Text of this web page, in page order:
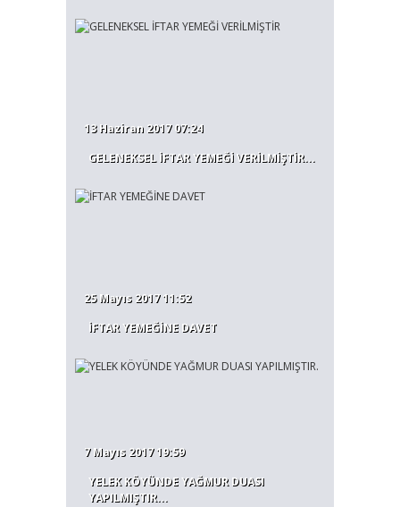
13 Haziran 2017 07:24
GELENEKSEL İFTAR YEMEĞİ VERİLMİŞTİR...
25 Mayıs 2017 11:52
İFTAR YEMEĞİNE DAVET
7 Mayıs 2017 19:59
YELEK KÖYÜNDE YAĞMUR DUASI
YAPILMIŞTIR...